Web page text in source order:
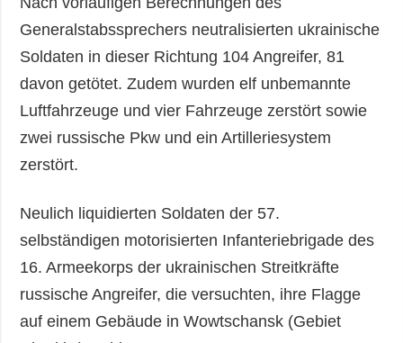
Generalstabssprechers neutralisierten ukrainische
Soldaten in dieser Richtung 104 Angreifer, 81
davon getötet. Zudem wurden elf unbemannte
Luftfahrzeuge und vier Fahrzeuge zerstört sowie
zwei russische Pkw und ein Artilleriesystem
zerstört.
Neulich liquidierten Soldaten der 57.
selbständigen motorisierten Infanteriebrigade des
16. Armeekorps der ukrainischen Streitkräfte
russische Angreifer, die versuchten, ihre Flagge
auf einem Gebäude in Wowtschansk (Gebiet